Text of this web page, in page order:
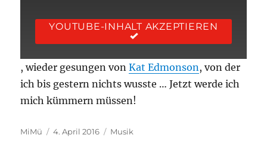
YOUTUBE-INHALT AKZEPTIEREN
, wieder gesungen vonKat Edmonson, von der
ich bis gestern nichts wusste … Jetzt werde ich
mich kümmern müssen!
Autor
MiMü
Veröffentlicht
4. April 2016 Kategorien
Musik